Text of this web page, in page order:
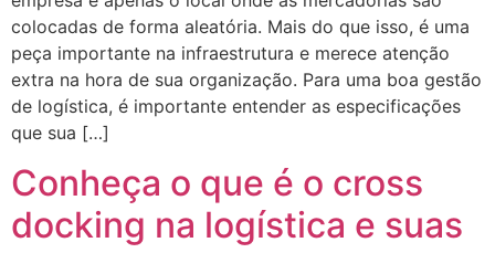
colocadas de forma aleatória. Mais do que isso, é uma
peça importante na infraestrutura e merece atenção
extra na hora de sua organização. Para uma boa gestão
de logística, é importante entender as especificações
que sua […]
Conheça o que é o cross
docking na logística e suas